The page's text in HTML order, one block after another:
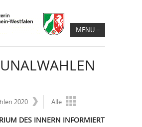
MENU≡
2020 Alle
DES INNERN INFORMIERT